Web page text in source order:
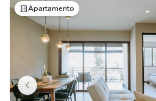
Apartamento